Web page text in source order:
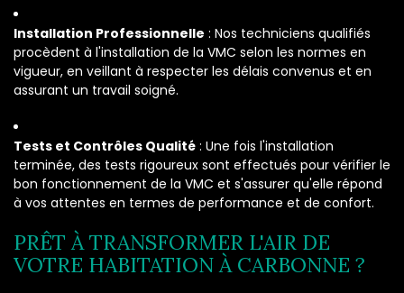
Installation Professionnelle : Nos techniciens qualifiés
procèdent à l'installation de la VMC selon les normes en
vigueur, en veillant à respecter les délais convenus et en
assurant un travail soigné.
Tests et Contrôles Qualité : Une fois l'installation
terminée, des tests rigoureux sont effectués pour vérifier le
bon fonctionnement de la VMC et s'assurer qu'elle répond
à vos attentes en termes de performance et de confort.
PRÊT À TRANSFORMER L'AIR DE
VOTRE HABITATION À CARBONNE ?